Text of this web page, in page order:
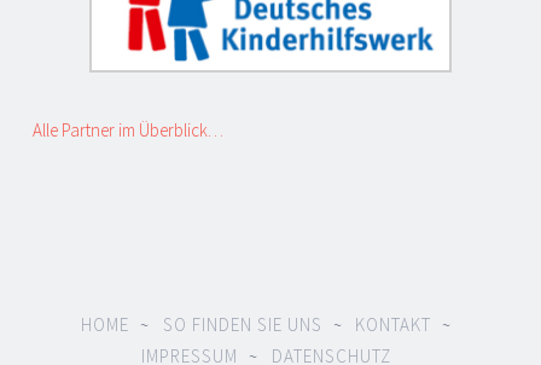
Alle Partner im Überblick…
HOME SO FINDEN SIE UNS
KONTAKT
IMPRESSUM
DATENSCHUTZ